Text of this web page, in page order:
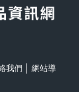
我們
網站導